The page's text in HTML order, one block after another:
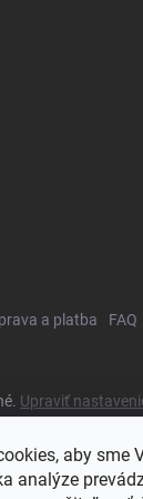
aby sme
analýze
a platba FAQ
Upraviť